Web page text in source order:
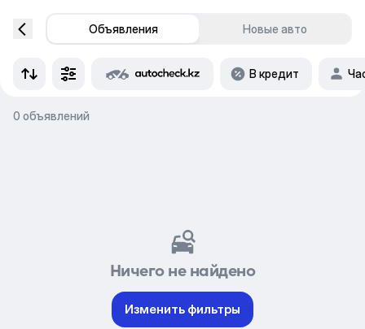
Объявления Новые авто
В кредит
0 объявлений
Ничего не найдено
Изменить фильтры